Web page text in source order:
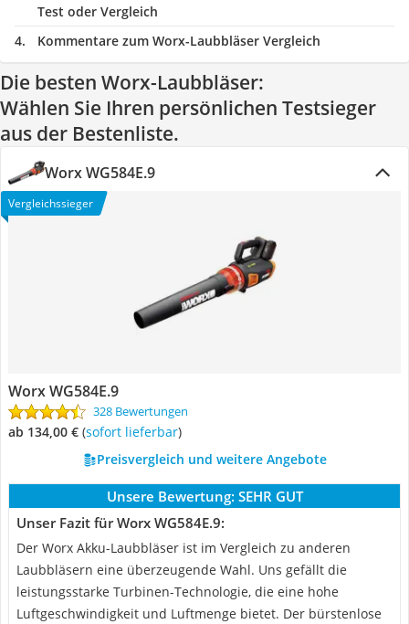
Test oder Vergleich
Kommentare zum Worx-Laubbläser Vergleich
Die besten Worx-Laubbläser:
Wählen Sie Ihren persönlichen Testsieger
aus der Bestenliste.
Worx WG584E.9
Vergleichssieger
Worx WG584E.9
328 Bewertungen
ab 134,00 € ( Sofort lieferbar)
Preisvergleich und weitere Angebote
Unsere Bewertung: SEHR GUT
Unser Fazit für Worx WG584E.9:
Der Worx Akku-Laubbläser ist im Vergleich zu anderen
Laubbläsern eine überzeugende Wahl. Uns gefällt die
leistungsstarke Turbinen-Technologie, die eine hohe
Luftgeschwindigkeit und Luftmenge bietet. Der bürstenlose